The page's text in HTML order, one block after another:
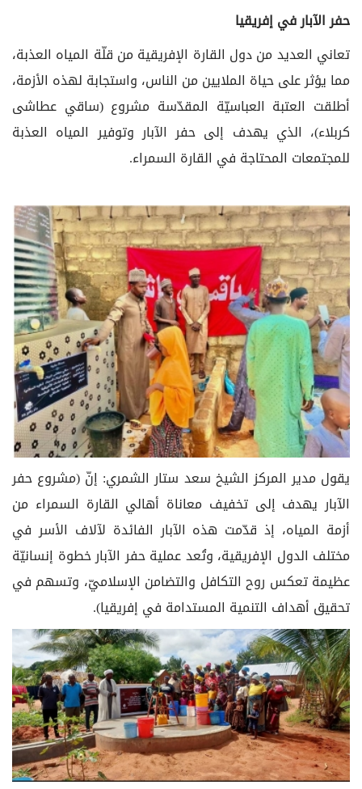
حفر الآبار في إفريقيا
تعاني العديد من دول القارة الإفريقية من قلّة المياه العذبة،
مما يؤثر على حياة الملايين من الناس، واستجابة لهذه الأزمة،
أطلقت العتبة العباسيّة المقدّسة مشروع (ساقي عطاشى
كربلاء)، الذي يهدف إلى حفر الآبار وتوفير المياه العذبة
للمجتمعات المحتاجة في القارة السمراء.
يقول مدير المركز الشيخ سعد ستار الشمري: إنّ (مشروع حفر
الآبار يهدف إلى تخفيف معاناة أهالي القارة السمراء من
أزمة المياه، إذ قدّمت هذه الآبار الفائدة لآلاف الأسر في
مختلف الدول الإفريقية، وتُعد عملية حفر الآبار خطوة إنسانيّة
عظيمة تعكس روح التكافل والتضامن الإسلاميّ، وتسهم في
تحقيق أهداف التنمية المستدامة في إفريقيا).